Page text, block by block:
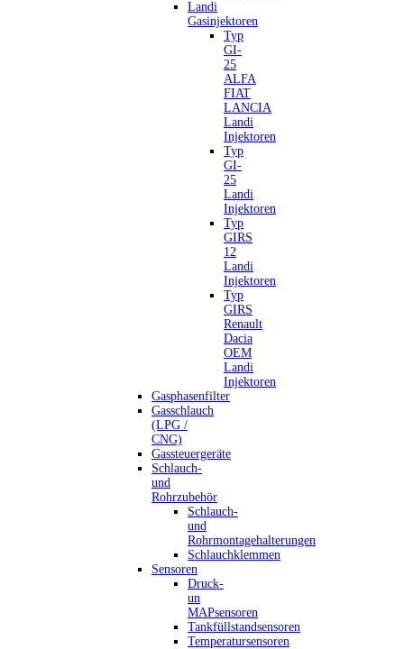
Landi
Gasinjektoren
Typ
GI-
25
ALFA
FIAT
LANCIA
Landi
Injektoren
Typ
GI-
25
Landi
Injektoren
Typ
GIRS
12
Landi
Injektoren
Typ
GIRS
Renault
Dacia
OEM
Landi
Injektoren
Gasphasenfilter
Gasschlauch
(LPG /
CNG)
Gassteuergeräte
Schlauch-
und
Rohrzubehör
Schlauch-
und
Rohrmontagehalterungen
Schlauchklemmen
Sensoren
Druck-
un
MAPsensoren
Tankfüllstandsensoren
Temperatursensoren